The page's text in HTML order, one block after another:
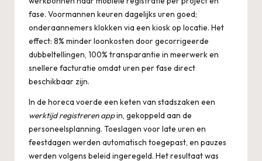
fase. Voormannen keuren dagelijks uren goed;
onderaannemers klokken via een kiosk op locatie. Het
effect: 8% minder loonkosten door gecorrigeerde
dubbeltellingen, 100% transparantie in meerwerk en
snellere facturatie omdat uren per fase direct
beschikbaar zijn.
In de horeca voerde een keten van stadszaken een
werktijd registreren appin, gekoppeld aan de
personeelsplanning. Toeslagen voor late uren en
feestdagen werden automatisch toegepast, en pauzes
werden volgens beleid ingeregeld. Het resultaat was